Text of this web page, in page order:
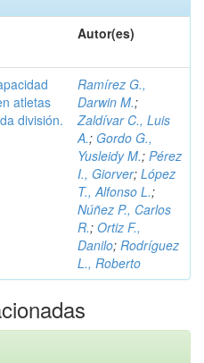
Autor(es)
atletas
división.
Ramírez G.,
Darwin M.;
Zaldívar C., Luis
A.; Gordo G.,
Yusleidy M.; Pérez
I., Giorver; López
T., Alfonso L.;
Núñez P., Carlos
R.; Ortiz F.,
Danilo; Rodríguez
L., Roberto